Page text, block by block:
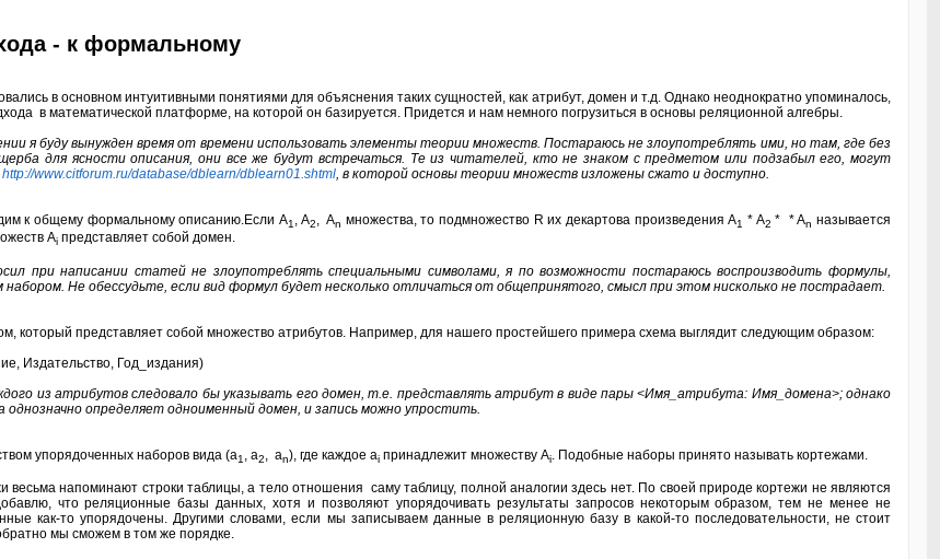
- к формальному
в основном интуитивными понятиями для объяснения таких сущностей, как атрибут, домен и т.д. Однако неоднократно упоминалось,
в математической платформе, на которой он базируется. Придется и нам немного погрузиться в основы реляционной алгебры.
я буду вынужден время от времени использовать элементы теории множеств. Постараюсь не злоупотреблять ими, но там, где без
для ясности описания, они все же будут встречаться. Те из читателей, кто не знаком с предметом или подзабыл его, могут
http://www.citforum.ru/database/dblearn/dblearn01.shtml, в которой основы теории множеств изложены сжато и доступно.
к общему формальному описанию.Если A1, A2, An множества, то подмножество R их декартова произведения A1 * A2 * * Anназывается
Ai представляет собой домен.
при написании статей не злоупотреблять специальными символами, я по возможности постараюсь воспроизводить формулы,
Не обессудьте, если вид формул будет несколько отличаться от общепринятого, смысл при этом нисколько не пострадает.
который представляет собой множество атрибутов. Например, для нашего простейшего примера схема выглядит следующим образом:
Издательство, Год_издания)
из атрибутов следовало бы указывать его домен, т.е. представлять атрибут в виде пары <Имя_атрибута: Имя_домена>; однако
определяет одноименный домен, и запись можно упростить.
упорядоченных наборов вида (a1 , a2 , an), где каждое ai принадлежит множеству Ai . Подобные наборы принято называть кортежами.
весьма напоминают строки таблицы, а тело отношения саму таблицу, полной аналогии здесь нет. По своей природе кортежи не являются
что реляционные базы данных, хотя и позволяют упорядочивать результаты запросов некоторым образом, тем не менее не
как-то упорядочены. Другими словами, если мы записываем данные в реляционную базу в какой-то последовательности, не стоит
мы сможем в том же порядке.